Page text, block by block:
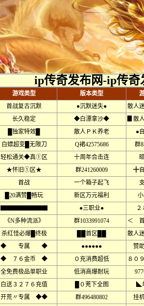
ip传奇发布网-ip传
游戏类型 版本类型
首战复古沉默 ●沉默迷失●
散人
长久稳定 ◆白漂拿沙◆
▊散
█独家特效█ 散人ＰＫ养老
●
白嫖超变█无限刀 Q裙42575686
群
轻松通关◆真①区 十周年合击连
★怀旧①区★ 群241260009
╋
首战 一个箱子起飞
█20满赞█畅玩 新区万元福利
●三职业●
《N多种流派》 群1033991074
＜
杀红怪必爆█终极 ██首区██
散人
◆ 专属 ◆ ●●●●●●
赞
◆ ７６金币 ◆ ０充消费超低
８０
全免费极品单职业 低消高爆耐玩
白送３２７６充值 █０茺下全图
◣
开荒〃专属 ◆◆ 群496480802
挂